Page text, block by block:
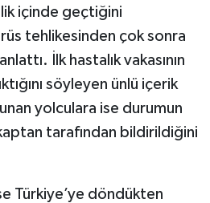
içinde geçtiğini
tehlikesinden çok sonra
İlk hastalık vakasının
söyleyen ünlü içerik
yolculara ise durumun
tarafından bildirildiğini
Türkiye’ye döndükten